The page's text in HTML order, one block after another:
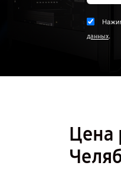
данных.
Цена